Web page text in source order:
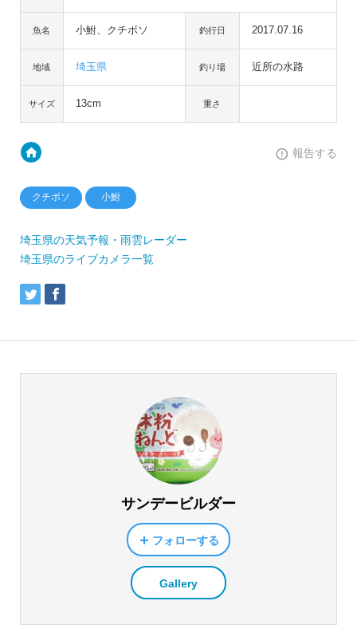
魚名 小鮒、クチボソ 釣行日 2017.07.16
地域 埼玉県 釣り場 近所の水路
サイズ 13cm 重さ
報告する
クチボソ 小鮒
埼玉県の天気予報・雨雲レーダー
埼玉県のライブカメラ一覧
サンデービルダー
フォローする
Gallery